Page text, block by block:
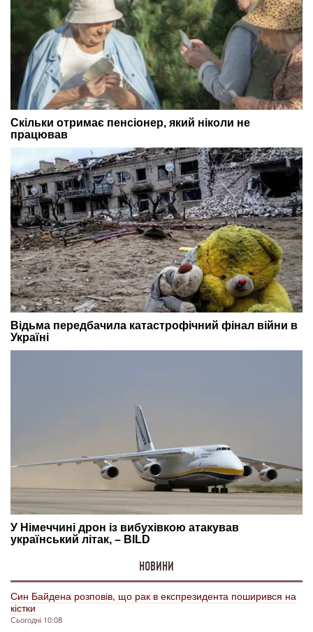
НОВИНИ
Син Байдена розповів, що рак в експрезидента поширився на
кістки
Сьогодні 10:08